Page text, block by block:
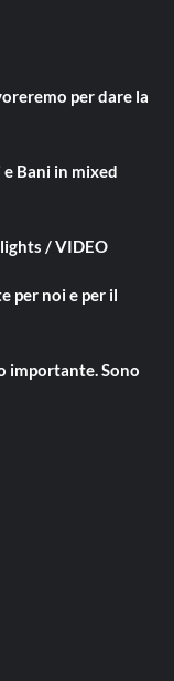
per dare la
Bani in mixed
/ VIDEO
per noi e per il
importante. Sono